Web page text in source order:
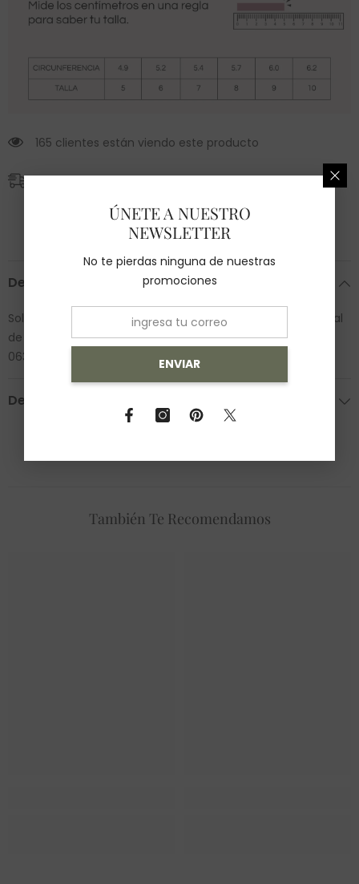
165 clientes están viendo este producto
Envío GRATIS
En compras mayores a $2,500
Entrega estimada de 2 a 5 días hábiles.
Descripción
Solitario en oro amarillo con una zirconia en la parte central
de color blanca. Medida: 6.0 Peso: 2.3 gramos. SKU:
06352SOLI4140
Devoluciones
También Te Recomendamos
ÚNETE A NUESTRO
NEWSLETTER
No te pierdas ninguna de nuestras
promociones
ENVIAR